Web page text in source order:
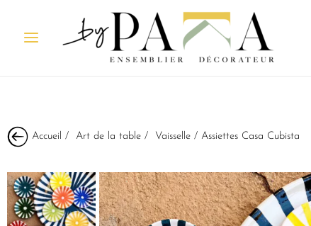
Accueil / Art de la table / Vaisselle / Assiettes Casa Cubista